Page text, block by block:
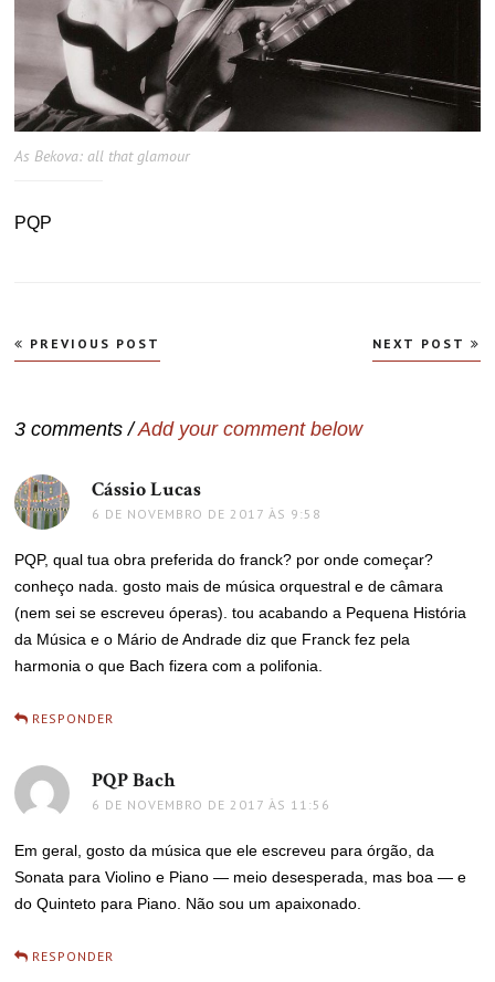
As Bekova: all that glamour
PQP
Navegação
de
PREVIOUS POST NEXT POST
3 comments /Add your comment below
Cássio Lucas
6 DE NOVEMBRO DE 2017 ÀS 9:58
PQP, qual tua obra preferida do franck? por onde começar?
conheço nada. gosto mais de música orquestral e de câmara
(nem sei se escreveu óperas). tou acabando a Pequena História
da Música e o Mário de Andrade diz que Franck fez pela
harmonia o que Bach fizera com a polifonia.
RESPONDER
PQP Bachdisse:
6 DE NOVEMBRO DE 2017 ÀS 11:56
Em geral, gosto da música que ele escreveu para órgão, da
Sonata para Violino e Piano — meio desesperada, mas boa — e
do Quinteto para Piano. Não sou um apaixonado.
RESPONDER